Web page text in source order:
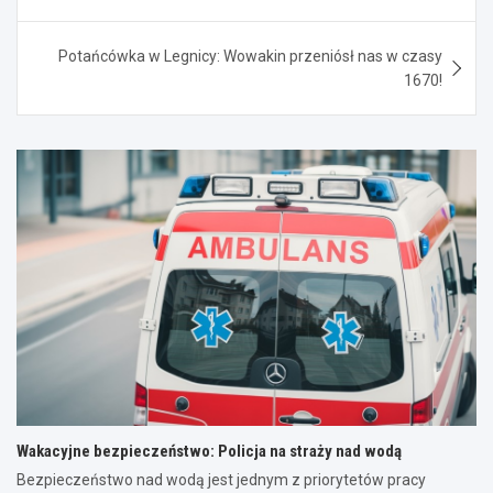
Potańcówka w Legnicy: Wowakin przeniósł nas w czasy
1670!
Wakacyjne bezpieczeństwo: Policja na straży nad wodą
Bezpieczeństwo nad wodą jest jednym z priorytetów pracy